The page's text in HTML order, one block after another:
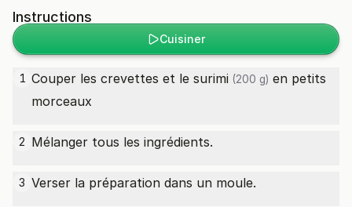
Instructions
Cuisiner
1 Couper les crevettes et le surimi (200 g) en petits
morceaux
2 Mélanger tous les ingrédients.
3 Verser la préparation dans un moule.